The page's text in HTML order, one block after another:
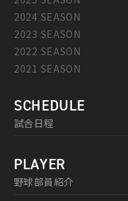
2024 SEASON
2023 SEASON
2022 SEASON
2021 SEASON
SCHEDULE
試合日程
PLAYER
野球部員紹介